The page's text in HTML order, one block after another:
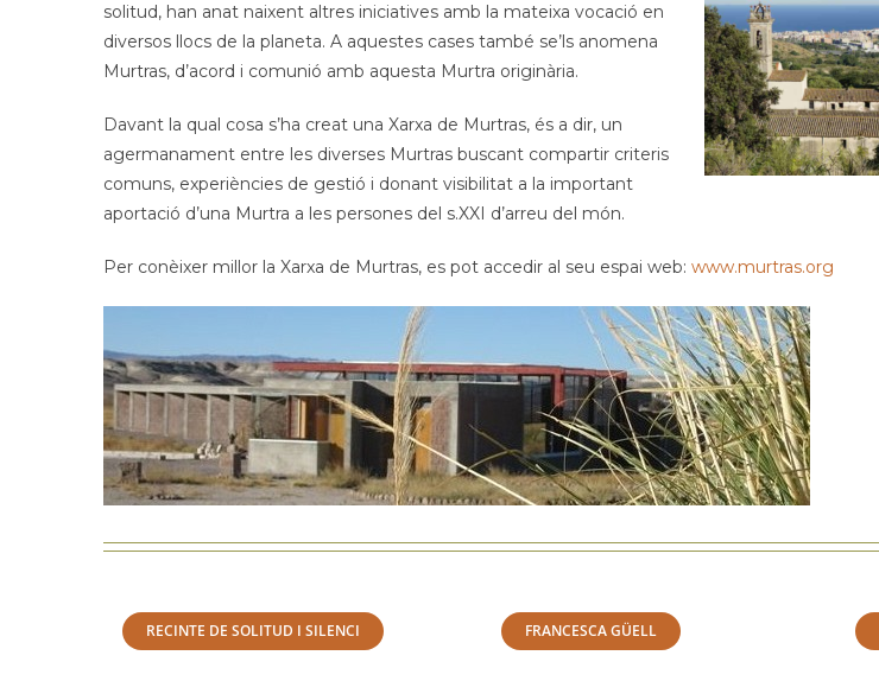
solitud, han anat naixent altres iniciatives amb la mateixa vocació en
diversos llocs de la planeta. A aquestes cases també se’ls anomena
Murtras, d’acord i comunió amb aquesta Murtra originària.
Davant la qual cosa s’ha creat una Xarxa de Murtras, és a dir, un
agermanament entre les diverses Murtras buscant compartir criteris
comuns, experiències de gestió i donant visibilitat a la important
aportació d’una Murtra a les persones del s.XXI d’arreu del món.
Per conèixer millor la Xarxa de Murtras, es pot accedir al seu espai web: www.murtras.org
RECINTE DE SOLITUD I SILENCI FRANCESCA GÜELL